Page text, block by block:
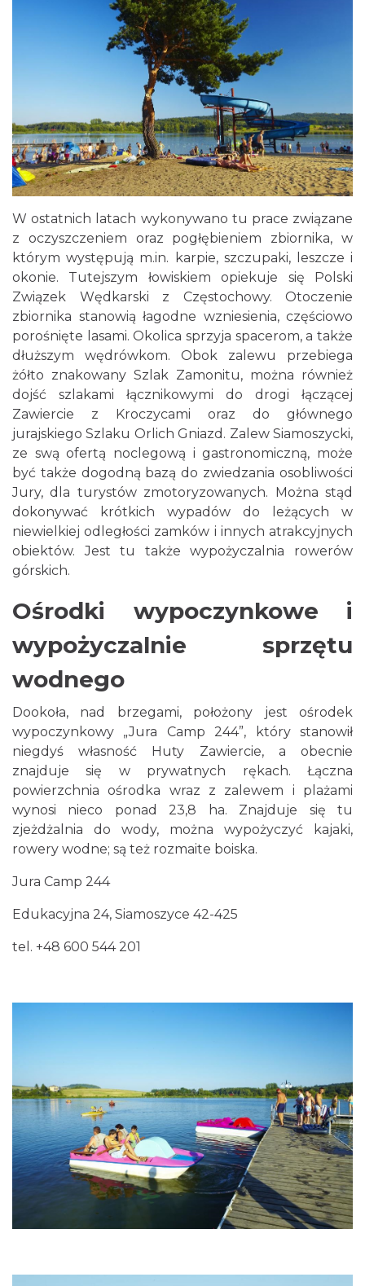
W ostatnich latach wykonywano tu prace związane
z oczyszczeniem oraz pogłębieniem zbiornika, w
którym występują m.in. karpie, szczupaki, leszcze i
okonie. Tutejszym łowiskiem opiekuje się Polski
Związek Wędkarski z Częstochowy. Otoczenie
zbiornika stanowią łagodne wzniesienia, częściowo
porośnięte lasami. Okolica sprzyja spacerom, a także
dłuższym wędrówkom. Obok zalewu przebiega
żółto znakowany Szlak Zamonitu, można również
dojść szlakami łącznikowymi do drogi łączącej
Zawiercie z Kroczycami oraz do głównego
jurajskiego Szlaku Orlich Gniazd. Zalew Siamoszycki,
ze swą ofertą noclegową i gastronomiczną, może
być także dogodną bazą do zwiedzania osobliwości
Jury, dla turystów zmotoryzowanych. Można stąd
dokonywać krótkich wypadów do leżących w
niewielkiej odległości zamków i innych atrakcyjnych
obiektów. Jest tu także wypożyczalnia rowerów
górskich.
Ośrodki wypoczynkowe i
wypożyczalnie sprzętu
wodnego
Dookoła, nad brzegami, położony jest ośrodek
wypoczynkowy „Jura Camp 244”, który stanowił
niegdyś własność Huty Zawiercie, a obecnie
znajduje się w prywatnych rękach. Łączna
powierzchnia ośrodka wraz z zalewem i plażami
wynosi nieco ponad 23,8 ha. Znajduje się tu
zjeżdżalnia do wody, można wypożyczyć kajaki,
rowery wodne; są też rozmaite boiska.
Jura Camp 244
Edukacyjna 24, Siamoszyce 42-425
tel. +48 600 544 201